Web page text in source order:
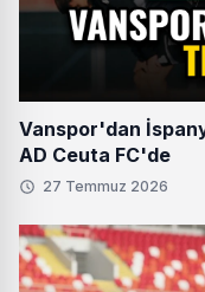
Vanspor'dan
AD Ceuta FC'de
27 Temmuz 2026